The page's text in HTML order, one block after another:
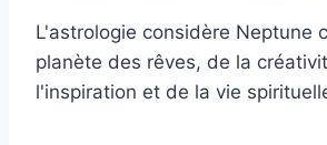
L'astrologie considère Neptune
planète des rêves, de la
l'inspiration et de la vie